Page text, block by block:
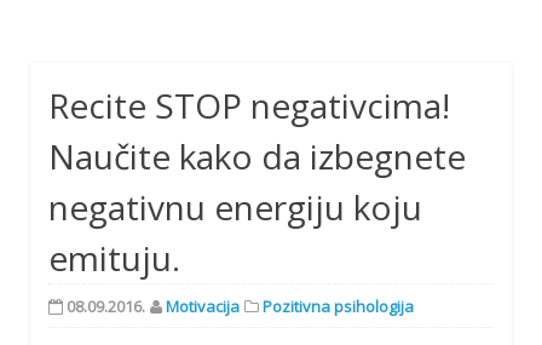
Recite STOP negativcima!
Naučite kako da izbegnete
negativnu energiju koju
emituju.
08.09.2016. Motivacija Pozitivna psihologija